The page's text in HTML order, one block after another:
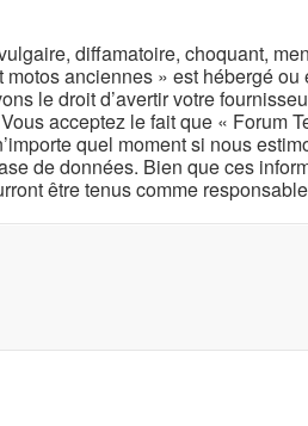
diffamatoire, choquant,
anciennes » est hébergé
le droit d’avertir votre
acceptez le fait que « Forum
quel moment si nous
de données. Bien que ces
être tenus comme